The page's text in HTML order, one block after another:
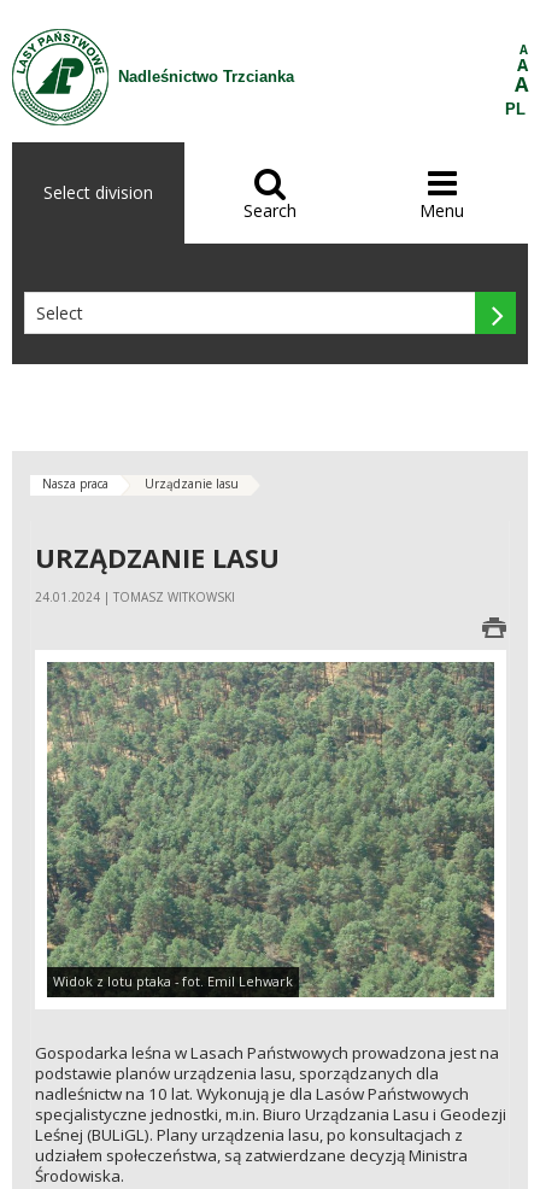
Skip to Content
Nadleśnictwo Trzcianka
A
A
A
PL
Select division 
Search

Menu

Nasza praca Urządzanie lasu
URZĄDZANIE LASU
24.01.2024 | TOMASZ WITKOWSKI
Widok z lotu ptaka - fot. Emil Lehwark
Gospodarka leśna w Lasach Państwowych prowadzona jest na
podstawie planów urządzenia lasu, sporządzanych dla
nadleśnictw na 10 lat. Wykonują je dla Lasów Państwowych
specjalistyczne jednostki, m.in. Biuro Urządzania Lasu i Geodezji
Leśnej (BULiGL). Plany urządzenia lasu, po konsultacjach z
udziałem społeczeństwa, są zatwierdzane decyzją Ministra
Środowiska.